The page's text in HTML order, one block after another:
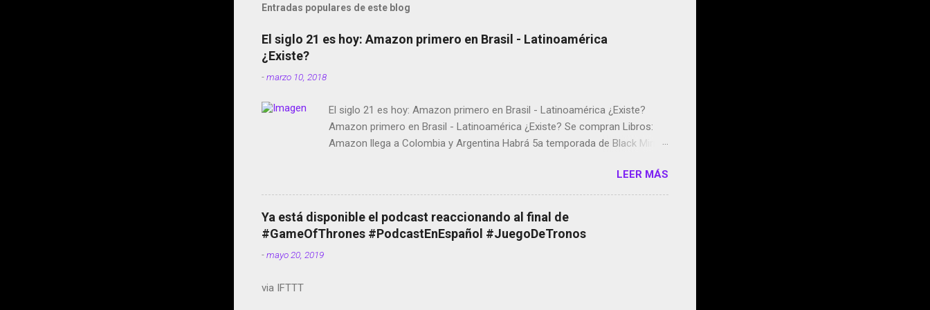
Entradas populares de este blog
El siglo 21 es hoy: Amazon primero en Brasil - Latinoamérica
¿Existe?
-marzo 10, 2018
El siglo 21 es hoy: Amazon primero en Brasil - Latinoamérica ¿Existe?
Amazon primero en Brasil - Latinoamérica ¿Existe? Se compran Libros:
Amazon llega a Colombia y Argentina Habrá 5a temporada de Black Mirror
copyright en Instagram Música y vídeo selfies en la red social Riddley
Scott saca a Kevin Spacey de su película Francisco regaña a los que usan
el smartphone en sus misas La serie de la Tierra Media GoBee - StartUp
de bicicletas de alquiler Stop Motion en Instagram Vodafone: me siento
tumbado. Amazon Music: Chingo yo, chingas tu... http://amzn.to/2z1UkPK
LEER MÁS
Ya está disponible el podcast reaccionando al final de
#GameOfThrones #PodcastEnEspañol #JuegoDeTronos
-mayo 20, 2019
via IFTTT